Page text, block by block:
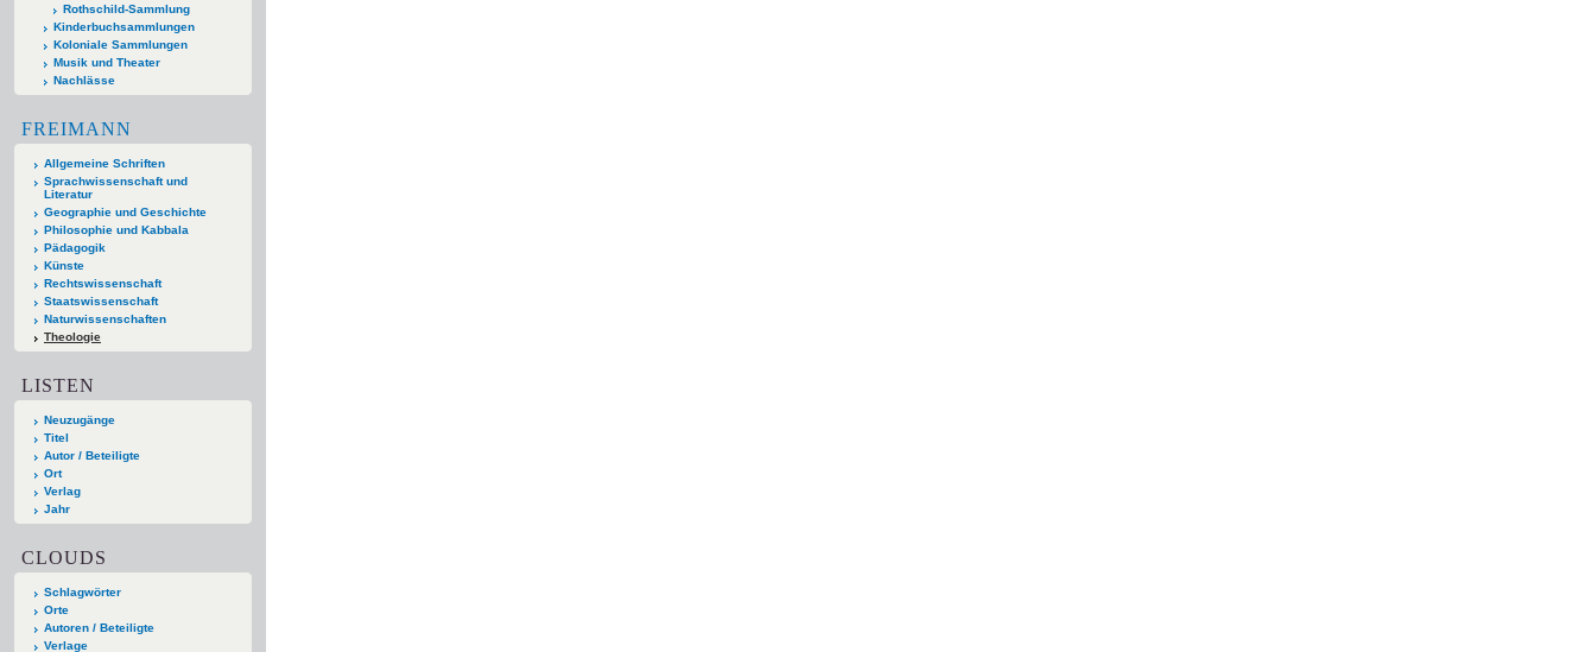
Rothschild-Sammlung
Kinderbuchsammlungen
Koloniale Sammlungen
Musik und Theater
Nachlässe
FREIMANN
Allgemeine Schriften
Sprachwissenschaft und
Literatur
Geographie und Geschichte
Philosophie und Kabbala
Pädagogik
Künste
Rechtswissenschaft
Staatswissenschaft
Naturwissenschaften
Theologie
LISTEN
Neuzugänge
Titel
Autor / Beteiligte
Ort
Verlag
Jahr
CLOUDS
Schlagwörter
Orte
Autoren / Beteiligte
Verlage